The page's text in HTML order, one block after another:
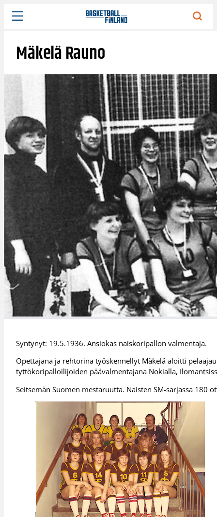
Siirry
sisältöön
Mäkelä Rauno
Syntynyt: 19.5.1936. Ansiokas naiskoripallon valmentaja.
Opettajana ja rehtorina työskennellyt Mäkelä aloitti
tyttökoripalloilijoiden päävalmentajana Nokialla,
Seitsemän Suomen mestaruutta. Naisten SM-sarjassa